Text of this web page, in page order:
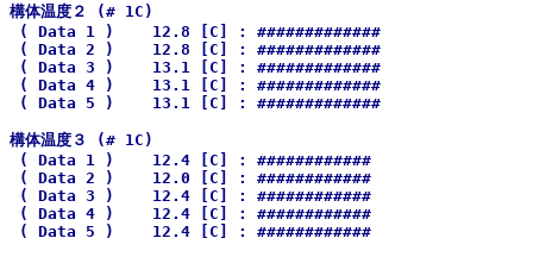
構体温度２ (# 1C)
( Data 1 )    12.8 [C] : #############
( Data 2 )    12.8 [C] : #############
( Data 3 )    13.1 [C] : #############
( Data 4 )    13.1 [C] : #############
( Data 5 )    13.1 [C] : #############
構体温度３ (# 1C)
( Data 1 )    12.4 [C] : ############
( Data 2 )    12.0 [C] : ############
( Data 3 )    12.4 [C] : ############
( Data 4 )    12.4 [C] : ############
( Data 5 )    12.4 [C] : ############